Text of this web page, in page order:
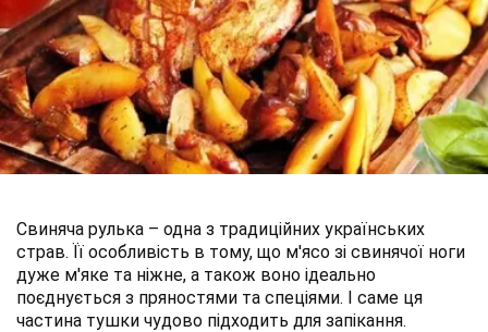
Свиняча рулька – одна з традиційних українських
страв. Її особливість в тому, що м'ясо зі свинячої ноги
дуже м'яке та ніжне, а також воно ідеально
поєднується з пряностями та спеціями. І саме ця
частина тушки чудово підходить для запікання.